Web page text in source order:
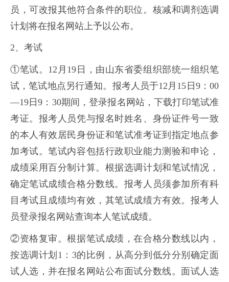
员，可改报其他符合条件的职位。核减和调剂选调
计划将在报名网站上予以公布。
2、考试
①笔试。12月19日，由山东省委组织部统一组织笔
试，笔试地点另行通知。报考人员于12月15日9：00
—19日9：30期间，登录报名网站，下载打印笔试准
考证。报考人员凭与报名时姓名、身份证件号一致
的本人有效居民身份证和笔试准考证到指定地点参
加考试。笔试内容包括行政职业能力测验和申论，
成绩采用百分制计算。根据选调计划和笔试情况，
确定笔试成绩合格分数线。报考人员须参加所有科
目考试且成绩均有效，其笔试成绩方有效。报考人
员登录报名网站查询本人笔试成绩。
②资格复审。根据笔试成绩，在合格分数线以内，
按选调计划1：3的比例，从高分到低分分别确定面
试人选，并在报名网站公布面试分数线。面试人选